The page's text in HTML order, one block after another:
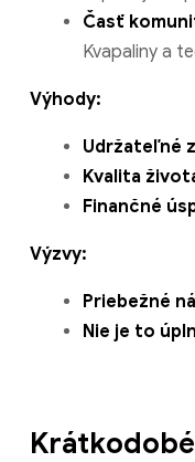
Časť
Kvapaliny a
Výhody:
Udržateľné
Kvalita
Finančné
Výzvy:
Priebežné
Nie je to